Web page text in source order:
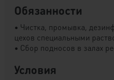
Обязанности
• Чистка, промывка,
цехов специальными
• Сбор подносов в залах
Условия